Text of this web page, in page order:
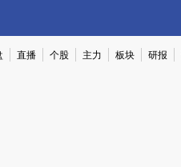
直播 个股 主力 板块 研报